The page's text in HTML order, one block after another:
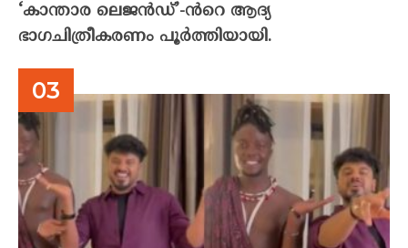
‘കാന്താര ലെജൻഡ്’-ൻറെ ആദ്യ
ഭാഗചിത്രീകരണം പൂർത്തിയായി.